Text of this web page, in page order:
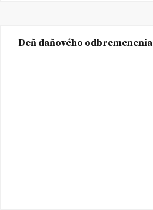
Deň daňového odbremenenia